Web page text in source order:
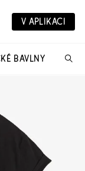
V APLIKACI
BAVLNY